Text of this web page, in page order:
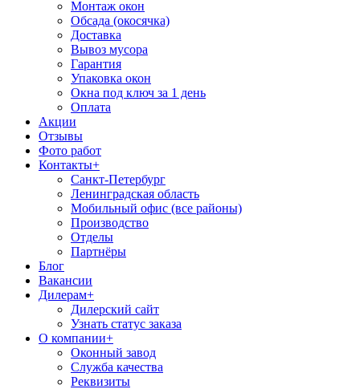
Монтаж окон
Обсада (окосячка)
Доставка
Вывоз мусора
Гарантия
Упаковка окон
Окна под ключ за 1 день
Оплата
Акции
Отзывы
Фото работ
Контакты+
Санкт-Петербург
Ленинградская область
Мобильный офис (все районы)
Производство
Отделы
Партнёры
Блог
Вакансии
Дилерам+
Дилерский сайт
Узнать статус заказа
О компании+
Оконный завод
Служба качества
Реквизиты